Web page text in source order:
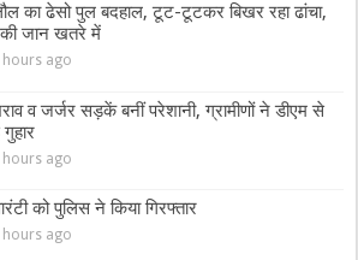
का ढेसो पुल बदहाल, टूट-टूटकर बिखर रहा ढांचा,
की जान खतरे में
hours ago
व जर्जर सड़कें बनीं परेशानी, ग्रामीणों ने डीएम से
hours ago
को पुलिस ने किया गिरफ्तार
hours ago